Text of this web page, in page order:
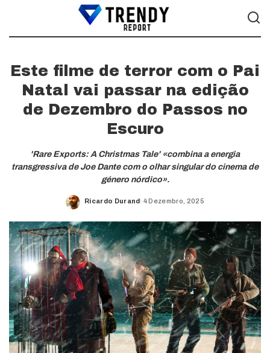
Este filme de terror com o Pai
Natal vai passar na edição
de Dezembro do Passos no
Escuro
'Rare Exports: A Christmas Tale' «combina a energia
transgressiva de Joe Dante com o olhar singular do cinema de
género nórdico».
Posted
Ricardo Durand 4 Dezembro, 2025